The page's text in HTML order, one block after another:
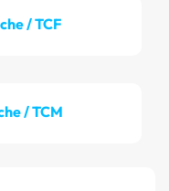
/ TCF
/ TCM